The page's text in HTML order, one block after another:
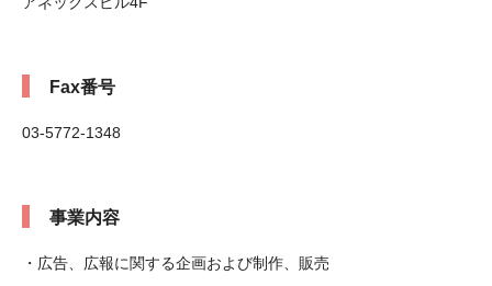
Fax番号
03-5772-1348
事業内容
・広告、広報に関する企画および制作、販売